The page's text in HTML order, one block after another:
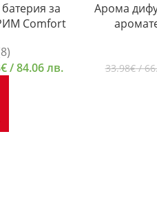
за
Comfort
€/ 84.06 лв.
Арома
33.98€/